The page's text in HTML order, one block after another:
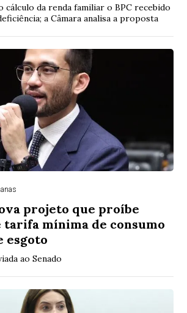
cálculo da renda familiar o BPC recebido
a Câmara analisa a proposta
projeto que proíbe
tarifa mínima de consumo
esgoto
ao Senado